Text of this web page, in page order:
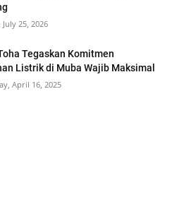
25, 2026
Tegaskan Komitmen
Listrik di Muba Wajib Maksimal
April 16, 2025